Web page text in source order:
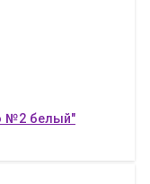
№2 белый"